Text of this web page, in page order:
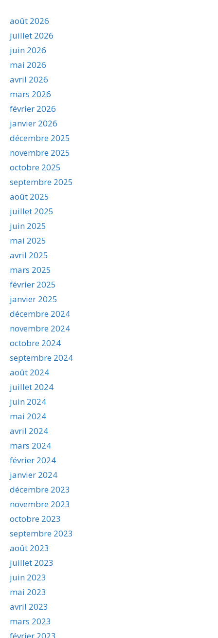
août 2026
juillet 2026
juin 2026
mai 2026
avril 2026
mars 2026
février 2026
janvier 2026
décembre 2025
novembre 2025
octobre 2025
septembre 2025
août 2025
juillet 2025
juin 2025
mai 2025
avril 2025
mars 2025
février 2025
janvier 2025
décembre 2024
novembre 2024
octobre 2024
septembre 2024
août 2024
juillet 2024
juin 2024
mai 2024
avril 2024
mars 2024
février 2024
janvier 2024
décembre 2023
novembre 2023
octobre 2023
septembre 2023
août 2023
juillet 2023
juin 2023
mai 2023
avril 2023
mars 2023
février 2023